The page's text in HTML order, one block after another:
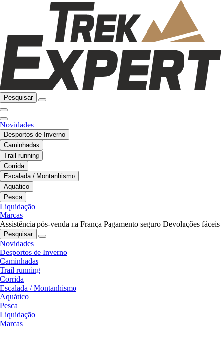
Pesquisar
Novidades
Desportos de Inverno
Caminhadas
Trail running
Corrida
Escalada / Montanhismo
Aquático
Pesca
Liquidação
Marcas
Assistência pós-venda na França Pagamento seguro Devoluções fáceis
Pesquisar
Novidades
Desportos de Inverno
Caminhadas
Trail running
Corrida
Escalada / Montanhismo
Aquático
Pesca
Liquidação
Marcas